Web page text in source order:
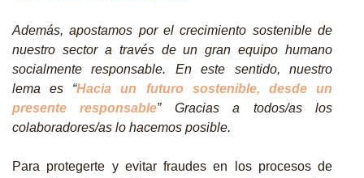
Además, apostamos por el crecimiento sostenible de
nuestro sector a través de un gran equipo humano
socialmente responsable. En este sentido, nuestro
lema es “Hacia un futuro sostenible, desde un
presente responsable” Gracias a todos/as los
colaboradores/as lo hacemos posible.
Para protegerte y evitar fraudes en los procesos de